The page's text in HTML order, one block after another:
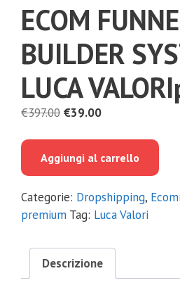
ECOM
BUILDER
LUCA
€397.00 Il
era:
€39.00Il
è:
Aggiungi al carrello
Categorie: Dropshipping,
premium Tag: Luca Valori
Descrizione